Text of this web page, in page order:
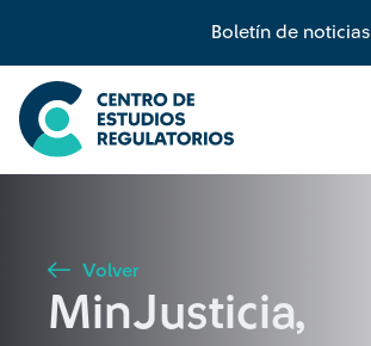
Boletín de noticias
Búsqueda
Seleccione país
Buscar
Volver
MinJusticia,